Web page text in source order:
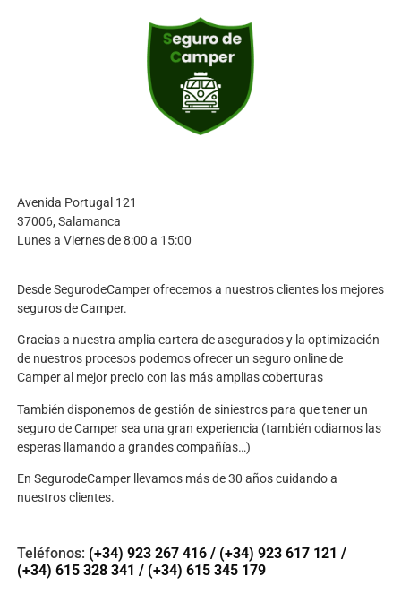
Avenida Portugal 121
37006, Salamanca
Lunes a Viernes de 8:00 a 15:00
Desde SegurodeCamper ofrecemos a nuestros clientes los mejores
seguros de Camper.
Gracias a nuestra amplia cartera de asegurados y la optimización
de nuestros procesos podemos ofrecer un seguro online de
Camper al mejor precio con las más amplias coberturas
También disponemos de gestión de siniestros para que tener un
seguro de Camper sea una gran experiencia (también odiamos las
esperas llamando a grandes compañías…)
En SegurodeCamper llevamos más de 30 años cuidando a
nuestros clientes.
Teléfonos: (+34) 923 267 416/ (+34) 923 617 121 /
(+34) 615 328 341 / (+34) 615 345 179